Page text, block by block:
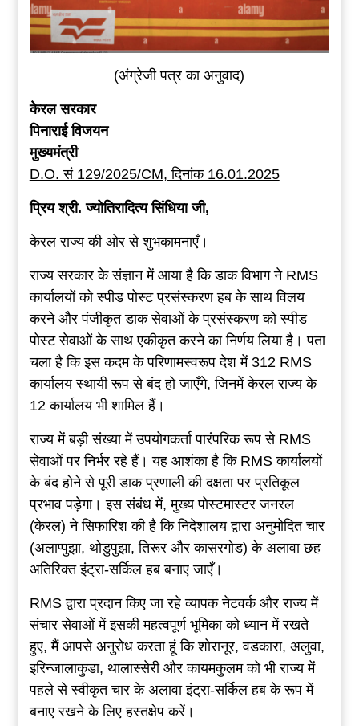
(अंग्रेजी पत्र का अनुवाद)
केरल सरकार
पिनाराई विजयन
मुख्यमंत्री
D.O. सं 129/2025/CM, दिनांक 16.01.2025
प्रिय श्री. ज्‍योतिरादित्‍य सिंधिया जी,
केरल राज्य की ओर से शुभकामनाएँ।
राज्य सरकार के संज्ञान में आया है कि डाक विभाग ने RMS
कार्यालयों को स्पीड पोस्ट प्रसंस्करण हब के साथ विलय
करने और पंजीकृत डाक सेवाओं के प्रसंस्करण को स्पीड
पोस्ट सेवाओं के साथ एकीकृत करने का निर्णय लिया है। पता
चला है कि इस कदम के परिणामस्वरूप देश में 312 RMS
कार्यालय स्थायी रूप से बंद हो जाएँगे, जिनमें केरल राज्य के
12 कार्यालय भी शामिल हैं।
राज्य में बड़ी संख्या में उपयोगकर्ता पारंपरिक रूप से RMS
सेवाओं पर निर्भर रहे हैं। यह आशंका है कि RMS कार्यालयों
के बंद होने से पूरी डाक प्रणाली की दक्षता पर प्रतिकूल
प्रभाव पड़ेगा। इस संबंध में, मुख्य पोस्टमास्टर जनरल
(केरल) ने सिफारिश की है कि निदेशालय द्वारा अनुमोदित चार
(अलाप्पुझा, थोडुपुझा, तिरूर और कासरगोड) के अलावा छह
अतिरिक्त इंट्रा-सर्किल हब बनाए जाएँ।
RMS द्वारा प्रदान किए जा रहे व्यापक नेटवर्क और राज्य में
संचार सेवाओं में इसकी महत्वपूर्ण भूमिका को ध्यान में रखते
हुए, मैं आपसे अनुरोध करता हूं कि शोरानूर, वडकारा, अलुवा,
इरिन्जालाकुडा, थालास्सेरी और कायमकुलम को भी राज्य में
पहले से स्वीकृत चार के अलावा इंट्रा-सर्किल हब के रूप में
बनाए रखने के लिए हस्तक्षेप करें।